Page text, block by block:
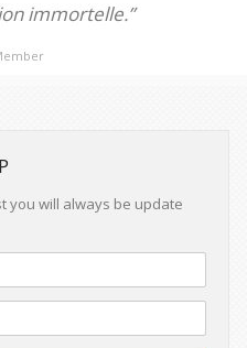
immortelle.”
you will always be update